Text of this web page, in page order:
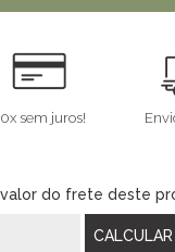
sem juros!
do frete deste